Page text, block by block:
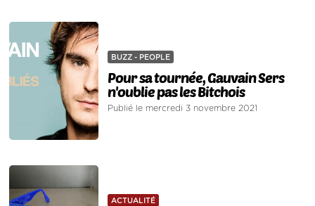
BUZZ - PEOPLE
Pour sa tournée, Gauvain Sers
n'oublie pas les Bitchois
Publié le mercredi 3 novembre 2021
ACTUALITÉ